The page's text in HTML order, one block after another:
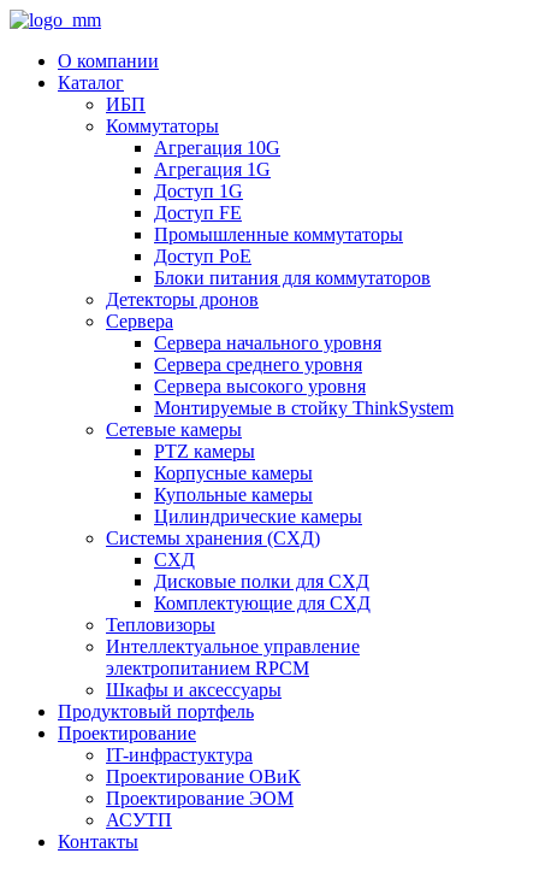
О компании
Каталог
ИБП
Коммутаторы
Агрегация 10G
Агрегация 1G
Доступ 1G
Доступ FE
Промышленные коммутаторы
Доступ PoE
Блоки питания для коммутаторов
Детекторы дронов
Сервера
Сервера начального уровня
Сервера среднего уровня
Сервера высокого уровня
Монтируемые в стойку ThinkSystem
Сетевые камеры
PTZ камеры
Корпусные камеры
Купольные камеры
Цилиндрические камеры
Системы хранения (СХД)
СХД
Дисковые полки для СХД
Комплектующие для СХД
Тепловизоры
Интеллектуальное управление
электропитанием RPCM
Шкафы и аксессуары
Продуктовый портфель
Проектирование
IT-инфрастуктура
Проектирование ОВиК
Проектирование ЭОМ
АСУТП
Контакты